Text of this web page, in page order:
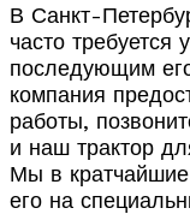
В Санкт-
часто требуется
последующим
компания
работы,
и наш трактор
Мы в
его на